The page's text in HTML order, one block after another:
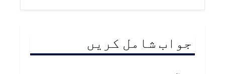
جواب شامل کریں